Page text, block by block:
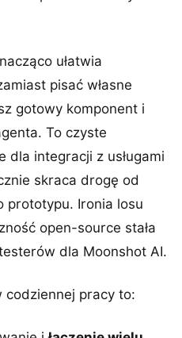
ułatwia
pisać własne
gotowy komponent i
To czyste
dla integracji z usługami
skraca drogę od
prototypu. Ironia losu
open-source stała
dla Moonshot AI.
codziennej pracy to: